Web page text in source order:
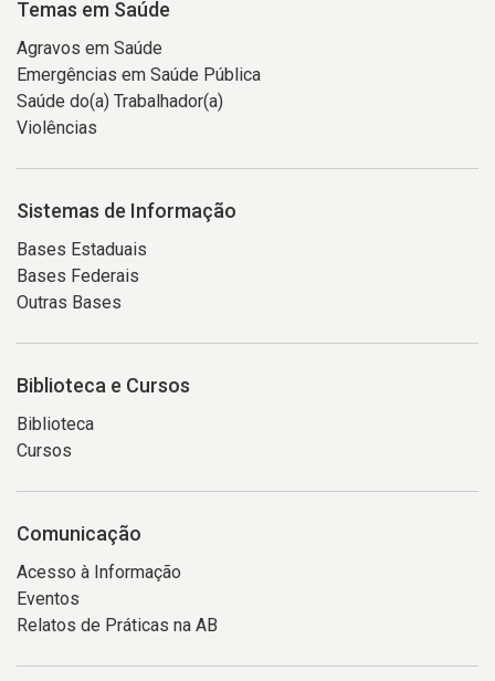
Temas em Saúde
Agravos em Saúde
Emergências em Saúde Pública
Saúde do(a) Trabalhador(a)
Violências
Sistemas de Informação
Bases Estaduais
Bases Federais
Outras Bases
Biblioteca e Cursos
Biblioteca
Cursos
Comunicação
Acesso à Informação
Eventos
Relatos de Práticas na AB